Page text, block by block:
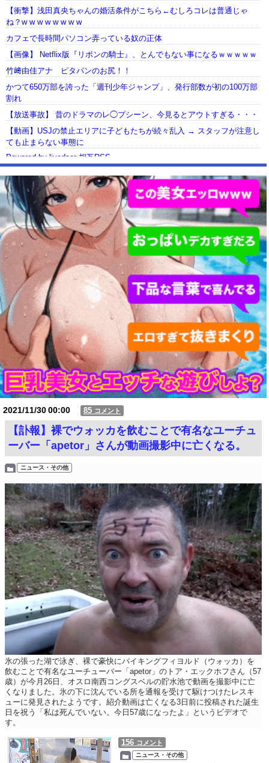
【衝撃】浅田真央ちゃんの婚活条件がこちら←むしろコレは普通じゃ
ね？w w w w w w w w
カフェで長時間パソコン弄っている奴の正体
【画像】 Netflix版『リボンの騎士』、とんでもない事になるｗｗｗｗｗ
竹﨑由佳アナ ピタパンのお尻！！
かつて650万部を誇った「週刊少年ジャンプ」、発行部数が初の100万部
割れ
【放送事故】 昔のドラマのレ◯プシーン、今見るとアウトすぎる・・・
【動画】USJの禁止エリアに子どもたちが続々乱入 → スタッフが注意し
ても止まらない事態に
Powered by livedoor 相互RSS
2021/11/3000:00 85 コメント
【訃報】裸でウォッカを飲むことで有名なユーチュ
ーバー「apetor」さんが動画撮影中に亡くなる。
ニュース・その他
氷の張った湖で泳ぎ、裸で豪快にバイキングフィヨルド（ウォッカ）を
飲むことで有名なユーチューバー「apetor」のトア・エックホフさん（57
歳）が今月26日、オスロ南西コングスベルの貯水池で動画を撮影中に亡
くなりました。氷の下に沈んでいる所を通報を受けて駆けつけたレスキ
ューに発見されたようです。紹介動画は亡くなる3日前に投稿された誕生
日を祝う「私は死んでいない。今日57歳になったよ」というビデオで
す。
156 コメント
ニュース・その他